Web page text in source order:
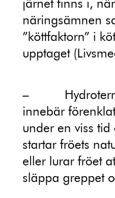
järnet finns i,
näringsämnen
”köttfaktorn” i
upptaget
–
innebär
under en viss tid
startar fröets
eller lurar fröet
släppa greppet